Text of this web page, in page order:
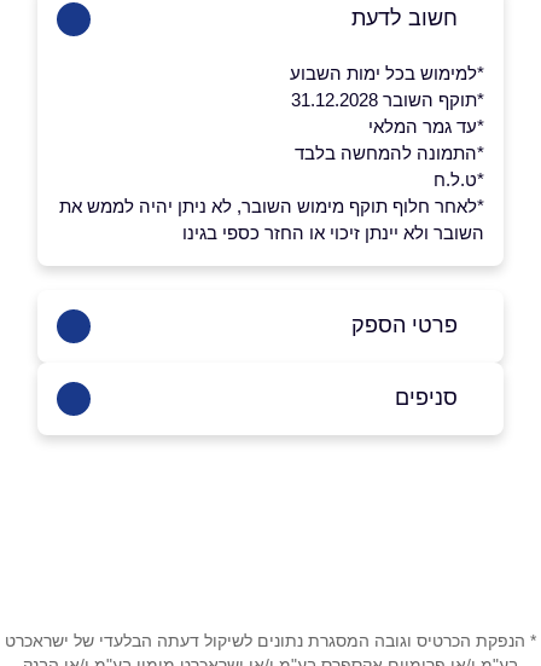
חשוב לדעת
*למימוש בכל ימות השבוע
*תוקף השובר 31.12.2028
*עד גמר המלאי
*התמונה להמחשה בלבד
*ט.ל.ח
*לאחר חלוף תוקף מימוש השובר, לא ניתן יהיה לממש את
השובר ולא יינתן זיכוי או החזר כספי בגינו
פרטי הספק
אימייל *
סניפים
שוהם
* הנפקת הכרטיס וגובה המסגרת נתונים לשיקול דעתה הבלעדי של ישראכרט